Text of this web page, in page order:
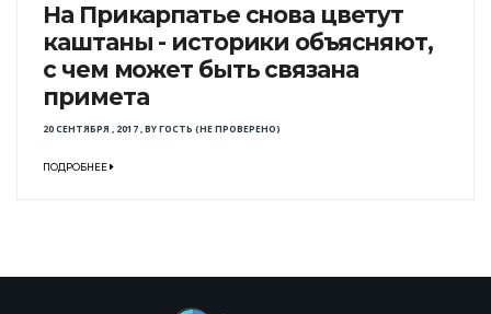
На Прикарпатье снова цветут
каштаны - историки объясняют,
с чем может быть связана
примета
20 СЕНТЯБРЯ , 2017,BYГОСТЬ (НЕ ПРОВЕРЕНО)
ПОДРОБНЕЕ